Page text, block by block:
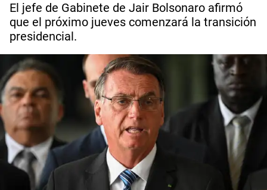
El jefe de Gabinete de Jair Bolsonaro afirmó
que el próximo jueves comenzará la transición
presidencial.